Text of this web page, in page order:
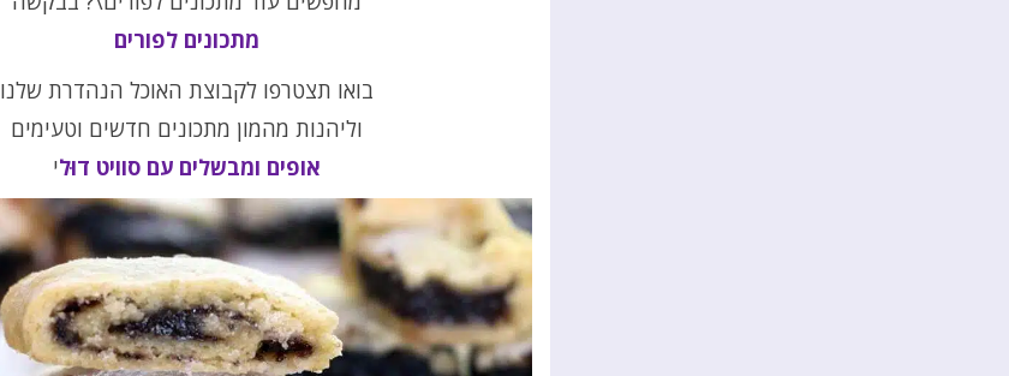
מתכונים לפורים
בואו תצטרפו לקבוצת האוכל הנהדרת שלנו
וליהנות מהמון מתכונים חדשים וטעימים
אופים ומבשלים עם סוויט דוּלי